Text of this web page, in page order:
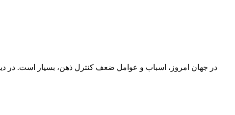
در جهان امروز، اسباب و عوامل ضعف کنترل ذهن، بسیار است. در